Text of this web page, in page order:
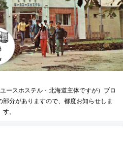
ースホステル・北海道主体ですが）ブロ
分がありますので、都度お知らせしま
す。